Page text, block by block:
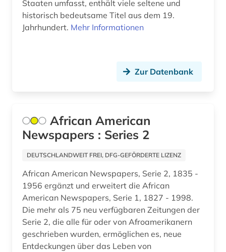
mediadaten (1)
mittlerer osten (1)
moldawien (1)
mongolen (1)
moskau (4)
moslems (1)
mudjahedin (1)
musik (1)
Staaten umfasst, enthält viele seltene und
historisch bedeutsame Titel aus dem 19.
Jahrhundert. Mehr Informationen
Zur Datenbank
African American
Newspapers : Series 2
DEUTSCHLANDWEIT FREI, DFG-GEFÖRDERTE LIZENZ
African American Newspapers, Serie 2, 1835 -
1956 ergänzt und erweitert die African
American Newspapers, Serie 1, 1827 - 1998.
Die mehr als 75 neu verfügbaren Zeitungen der
Serie 2, die alle für oder von Afroamerikanern
geschrieben wurden, ermöglichen es, neue
Entdeckungen über das Leben von